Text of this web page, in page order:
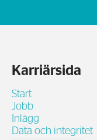
Karriärsida
Start
Jobb
Inlägg
Data och integritet